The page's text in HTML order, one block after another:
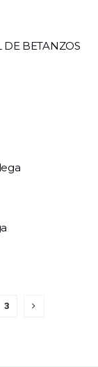
DE BETANZOS
3